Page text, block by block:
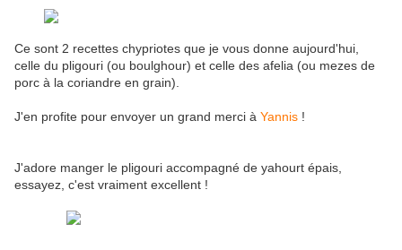
Ce sont 2 recettes chypriotes que je vous donne aujourd'hui,
celle du pligouri (ou boulghour) et celle des afelia (ou mezes de
porc à la coriandre en grain).
J'en profite pour envoyer un grand merci à Yannis !
J'adore manger le pligouri accompagné de yahourt épais,
essayez, c'est vraiment excellent !